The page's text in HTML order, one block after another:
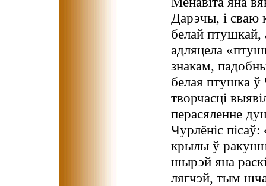
Дарэчы, і сваю
белай
адляцела
знакам,
белая птушка ў
творчасці
перасяленне
Чурлёніс
крылы ў
шырэй яна
лягчэй, тым